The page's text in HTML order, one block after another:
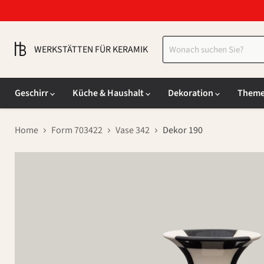
WERKSTÄTTEN FÜR KERAMIK
Geschirr
Küche & Haushalt Dekoration
Home Form 703422 Vase 342 Dekor 190